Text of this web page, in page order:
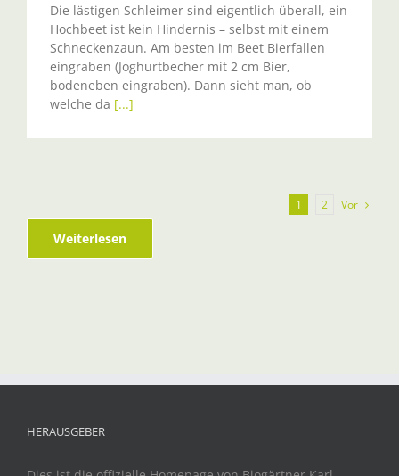
Die lästigen Schleimer sind eigentlich überall, ein
Hochbeet ist kein Hindernis – selbst mit einem
Schneckenzaun. Am besten im Beet Bierfallen
eingraben (Joghurtbecher mit 2 cm Bier,
bodeneben eingraben). Dann sieht man, ob
welche da [...]
1 2 Vor
Weiterlesen
HERAUSGEBER